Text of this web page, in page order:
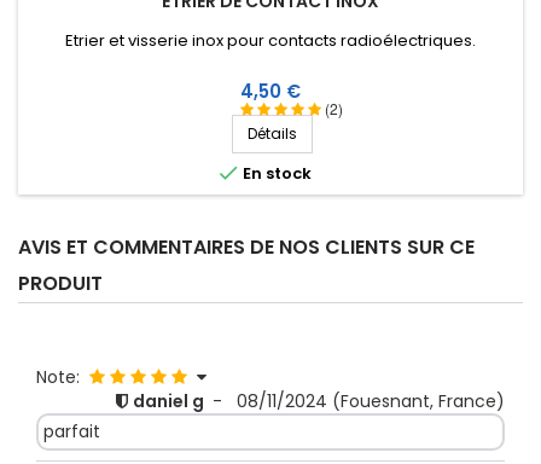
(2)
Etrier et visserie inox pour contacts radioélectriques.
Prix
4,50 €
Détails
 En stock
AVIS ET COMMENTAIRES DE NOS CLIENTS SUR CE
PRODUIT
Note:
daniel g - 08/11/2024 (Fouesnant, France)
parfait